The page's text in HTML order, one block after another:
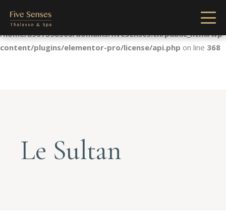
Notice: Undefined index: license in
/home/u907398568/domains/fivesenses.tn/public_html/wp-
content/plugins/elementor-pro/license/api.php on line 368
Le Sultan